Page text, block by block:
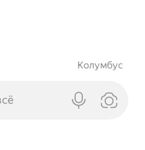
Колумбус